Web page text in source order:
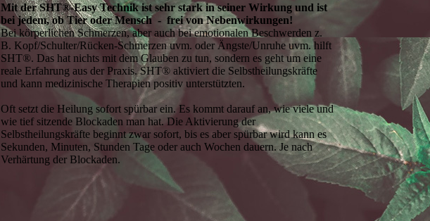
Mit der SHT®-Easy Technik ist sehr stark in seiner Wirkung und ist
bei jedem, ob Tier oder Mensch - frei von Nebenwirkungen!
Bei körperlichen Schmerzen, aber auch bei emotionalen Beschwerden z.
B. Kopf/Schulter/Rücken-Schmerzen uvm. oder Ängste/Unruhe uvm. hilft
SHT®. Das hat nichts mit dem Glauben zu tun, sondern es geht um eine
reale Erfahrung aus der Praxis. SHT® aktiviert die Selbstheilungskräfte
und kann medizinische Therapien positiv unterstützten.
Oft setzt die Heilung sofort spürbar ein. Es kommt darauf an, wie viele und
wie tief sitzende Blockaden man hat. Die Aktivierung der
Selbstheilungskräfte beginnt zwar sofort, bis es aber spürbar wird kann es
Sekunden, Minuten, Stunden Tage oder auch Wochen dauern. Je nach
Verhärtung der Blockaden.